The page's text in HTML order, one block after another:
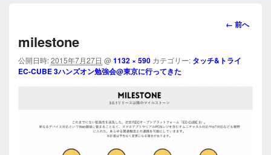
画
ビ
ン
← 前へ
milestone
公開日時:2015年7月27日 @1132 × 590 カテゴリー: タッチ&トライ
EC-CUBE 3ハンズオン勉強会@東京に行ってきた